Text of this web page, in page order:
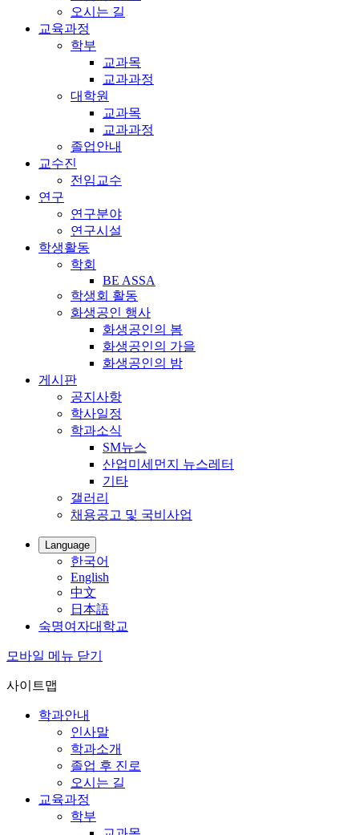
오시는 길
교육과정
학부
교과목
교과과정
대학원
교과목
교과과정
졸업안내
교수진
전임교수
연구
연구분야
연구시설
학생활동
학회
BE ASSA
학생회 활동
화생공인 행사
화생공인의 봄
화생공인의 가을
화생공인의 밤
게시판
공지사항
학사일정
학과소식
SM뉴스
산업미세먼지 뉴스레터
기타
갤러리
채용공고 및 국비사업
Language
한국어
English
中文
日本語
숙명여자대학교
모바일 메뉴 닫기
사이트맵
학과안내
인사말
학과소개
졸업 후 진로
오시는 길
교육과정
학부